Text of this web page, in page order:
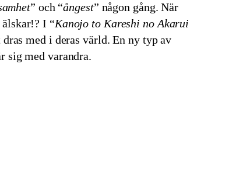
” och “ångest” någon gång. När
I “Kanojo to Kareshi no Akarui
med i deras värld. En ny typ av
sig med varandra.